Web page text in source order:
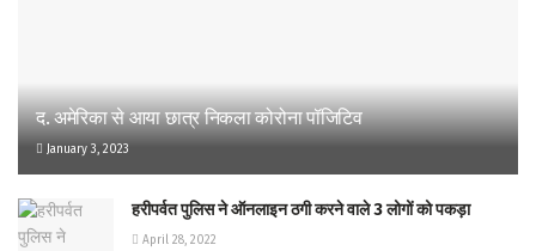
द. अमेरिका से आया छात्र निकला कोरोना पॉजिटिव
January 3, 2023
हरीपर्वत पुलिस ने ऑनलाइन ठगी करने वाले 3 लोगों को पकड़ा
April 28, 2022